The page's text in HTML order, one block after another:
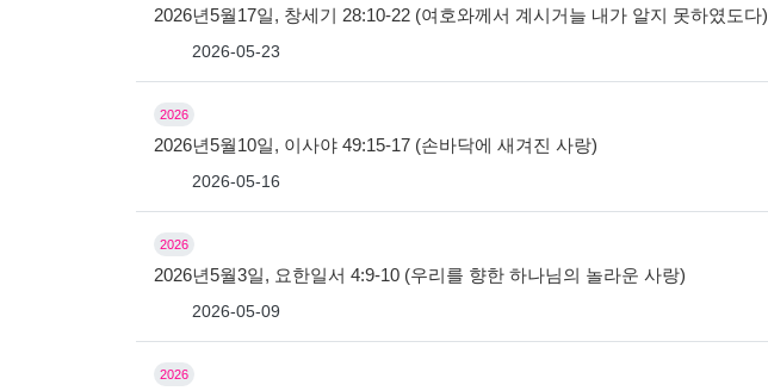
2026년5월17일, 창세기 28:10-22 (여호와께서 계시거늘 내가 알지 못하였도다)
2026-05-23
2026
2026년5월10일, 이사야 49:15-17 (손바닥에 새겨진 사랑)
2026-05-16
2026
2026년5월3일, 요한일서 4:9-10 (우리를 향한 하나님의 놀라운 사랑)
2026-05-09
2026